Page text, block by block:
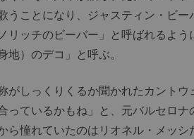
うことになり、ジャスティン・ビ
リッチのビーバー」と呼ばれるよ
地）のデコ」と呼ぶ。
がしっくりくるか聞かれたカント
っているかもね」と、元バルセロ
ら憧れていたのはリオネル・メッシ